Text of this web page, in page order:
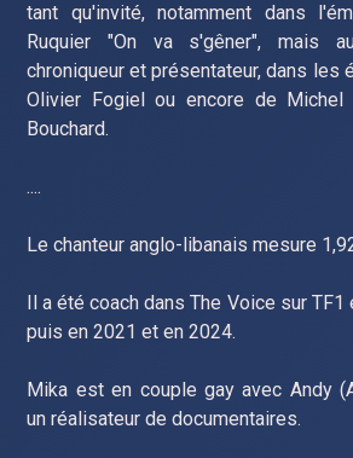
tant qu'invité, notamment dans
Ruquier "On va s'gêner", mais
chroniqueur et présentateur, dans les
Olivier Fogiel ou encore de Michel
Bouchard.
....
Le chanteur anglo-libanais mesure
Il a été coach dans The Voice sur
puis en 2021 et en 2024.
Mika est en couple gay avec Andy
un réalisateur de documentaires.